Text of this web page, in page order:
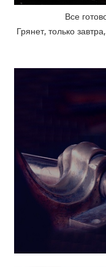
Все
Грянет, только